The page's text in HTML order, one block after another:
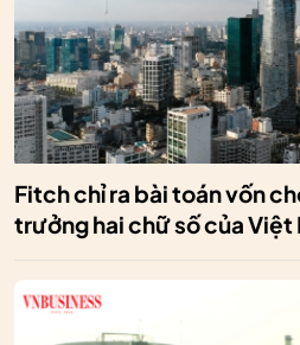
Fitch chỉ ra bài toán vốn
trưởng hai chữ số của Việt